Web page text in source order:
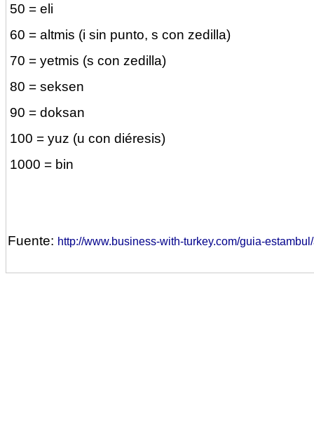
50 = eli
60 = altmis (i sin punto, s con zedilla)
70 = yetmis (s con zedilla)
80 = seksen
90 = doksan
100 = yuz (u con diéresis)
1000 = bin
Fuente: http://www.business-with-turkey.com/guia-